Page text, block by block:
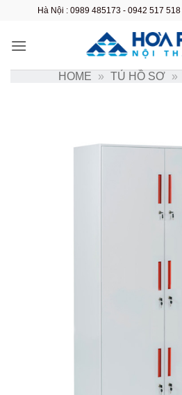
nội
Hà Nội : 0989 485173 - 0942 517
HOME » TỦ HỒ SƠ »